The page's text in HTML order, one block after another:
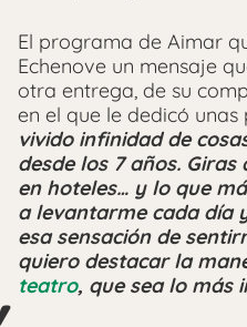
El programa de Aimar
Echenove un mensaje
otra entrega, de su
en el que le dedicó
vivido infinidad de
desde los 7 años.
en hoteles… y lo que
a levantarme cada día
esa sensación de
quiero destacar la
teatro, que sea lo más